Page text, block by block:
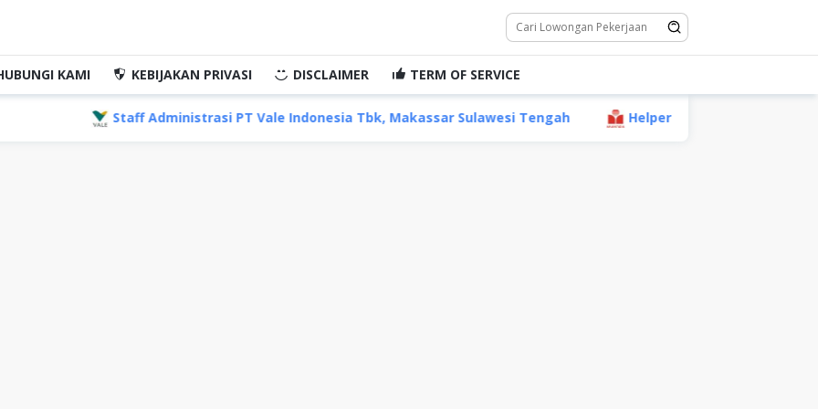
KAMI KEBIJAKAN PRIVASI DISCLAIMER TERM OF SERVICE
Staff Administrasi PT Vale Indonesia Tbk, Makassar Sulawesi Tengah Helper (Non Staff) PT Mayora Indah Tbk,